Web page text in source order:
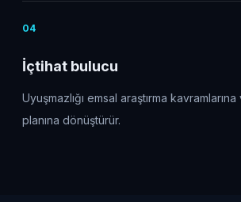
04
İçtihat bulucu
Uyuşmazlığı emsal araştırma
planına dönüştürür.